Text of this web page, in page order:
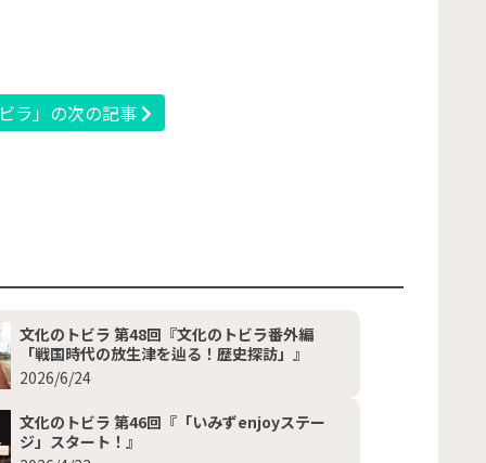
ラ」の次の記事
文化のトビラ 第48回『文化のトビラ番外編
「戦国時代の放生津を辿る！歴史探訪」』
2026/6/24
文化のトビラ 第46回『「いみずenjoyステー
ジ」スタート！』